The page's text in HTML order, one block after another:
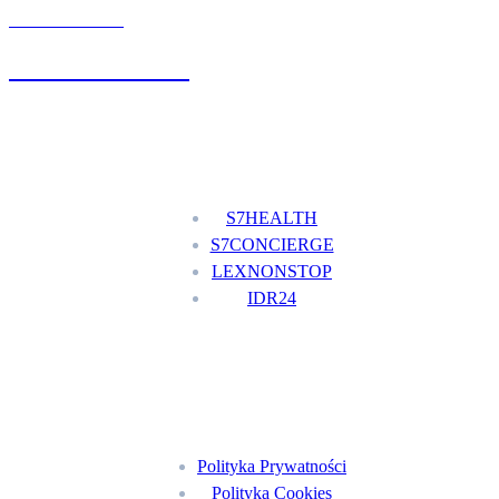
S7HEALTH
S7CONCIERGE
LEXNONSTOP
IDR24
Polityka Prywatności
Polityka Cookies